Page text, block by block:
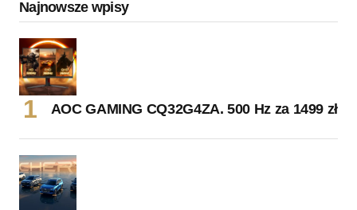
Najnowsze wpisy
AOC GAMING CQ32G4ZA. 500 Hz za 1499 zł